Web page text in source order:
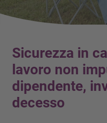
Sicurezza in
lavoro non
dipendente,
decesso